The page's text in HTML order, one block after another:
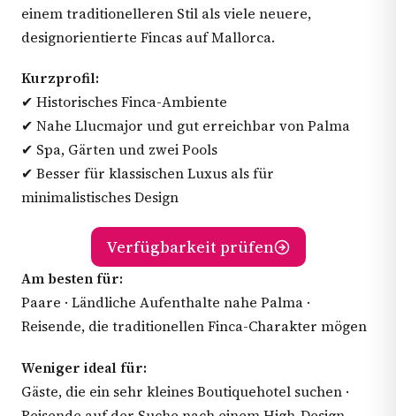
einem traditionelleren Stil als viele neuere,
designorientierte Fincas auf Mallorca.
Kurzprofil:
✔ Historisches Finca-Ambiente
✔ Nahe Llucmajor und gut erreichbar von Palma
✔ Spa, Gärten und zwei Pools
✔ Besser für klassischen Luxus als für
minimalistisches Design
Verfügbarkeit prüfen
Am besten für:
Paare · Ländliche Aufenthalte nahe Palma ·
Reisende, die traditionellen Finca-Charakter mögen
Weniger ideal für:
Gäste, die ein sehr kleines Boutiquehotel suchen ·